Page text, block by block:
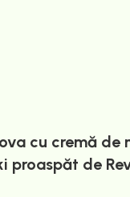
cu cremă de
proaspăt de